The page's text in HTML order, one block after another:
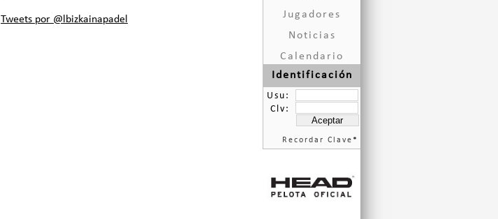
Jugadores
Noticias
Calendario
Identificación
Usu:
Clv:
Recordar Clave *
Tweets por @lbizkainapadel